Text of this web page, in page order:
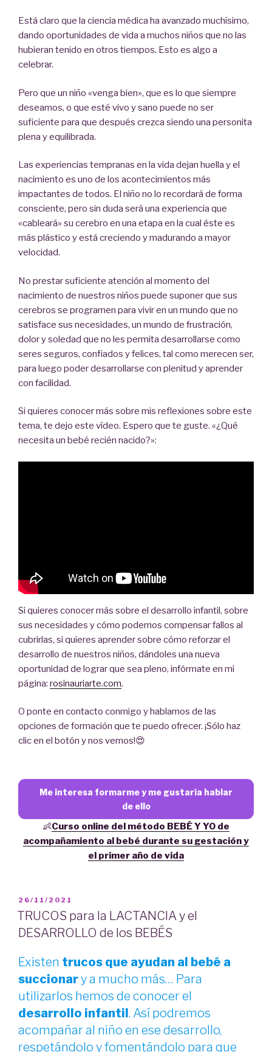
Está claro que la ciencia médica ha avanzado muchísimo,
dando oportunidades de vida a muchos niños que no las
hubieran tenido en otros tiempos. Esto es algo a
celebrar.
Pero que un niño «venga bien», que es lo que siempre
deseamos, o que esté vivo y sano puede no ser
suficiente para que después crezca siendo una personita
plena y equilibrada.
Las experiencias tempranas en la vida dejan huella y el
nacimiento es uno de los acontecimientos más
impactantes de todos. El niño no lo recordará de forma
consciente, pero sin duda será una experiencia que
«cableará» su cerebro en una etapa en la cual éste es
más plástico y está creciendo y madurando a mayor
velocidad.
No prestar suficiente atención al momento del
nacimiento de nuestros niños puede suponer que sus
cerebros se programen para vivir en un mundo que no
satisface sus necesidades, un mundo de frustración,
dolor y soledad que no les permita desarrollarse como
seres seguros, confiados y felices, tal como merecen ser,
para luego poder desarrollarse con plenitud y aprender
con facilidad.
Si quieres conocer más sobre mis reflexiones sobre este
tema, te dejo este vídeo. Espero que te guste. «¿Qué
necesita un bebé recién nacido?»:
Si quieres conocer más sobre el desarrollo infantil, sobre
sus necesidades y cómo podemos compensar fallos al
cubrirlas, si quieres aprender sobre cómo reforzar el
desarrollo de nuestros niños, dándoles una nueva
oportunidad de lograr que sea pleno, infórmate en mi
página: rosinauriarte.com.
O ponte en contacto conmigo y hablamos de las
opciones de formación que te puedo ofrecer. ¡Sólo haz
clic en el botón y nos vemos!😍
Me interesa formarme y me gustaría hablar
de ello
👶Curso online del método BEBÉ Y YO de
acompañamiento al bebé durante su gestación y
el primer año de vida
PUBLICADO
EL
26/11/2021
TRUCOS para la LACTANCIA y el
DESARROLLO de los BEBÉS
Existen trucos que ayudan al bebé a
succionary a mucho más… Para
utilizarlos hemos de conocer el
desarrollo infantil. Así podremos
acompañar al niño en ese desarrollo,
respetándolo y fomentándolo para que